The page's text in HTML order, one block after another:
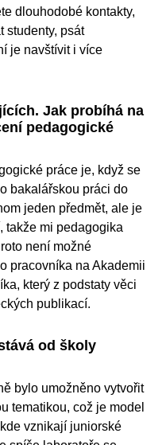
dlouhodobé kontakty,
studenty, psát
je navštívit i více
Jak probíhá na
pedagogické
práce je, když se
bakalářskou práci do
jeden předmět, ale je
takže mi pedagogika
není možné
pracovníka na Akademii
který z podstaty věci
publikací.
od školy
bylo umožněno vytvořit
tematikou, což je model
vznikají juniorské